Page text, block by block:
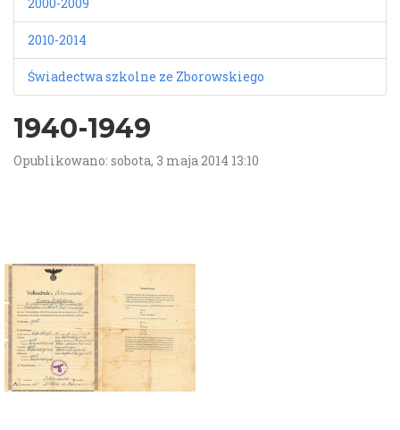
2010-2014
Świadectwa szkolne ze Zborowskiego
1940-1949
Opublikowano: sobota, 3 maja 2014 13:10